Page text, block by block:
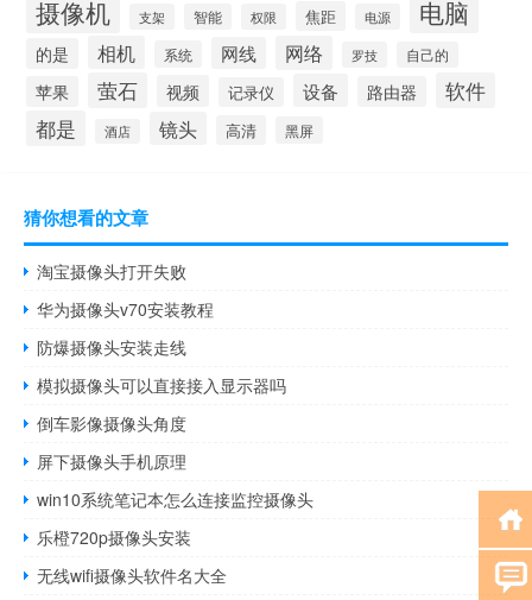
摄像机 支架 智能 权限 焦距 电源 电脑
的是 相机 系统 网线 网络 罗技 自己的
苹果 萤石 视频 记录仪 设备 路由器
软件
都是
酒店 镜头 高清 黑屏
猜你想看的文章
淘宝摄像头打开失败
华为摄像头v70安装教程
防爆摄像头安装走线
模拟摄像头可以直接接入显示器吗
倒车影像摄像头角度
屏下摄像头手机原理
win10系统笔记本怎么连接监控摄像头
乐橙720p摄像头安装
无线wifi摄像头软件名大全